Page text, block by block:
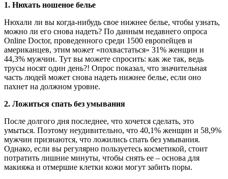
1. Нюхать ношеное белье
Нюхали ли вы когда-нибудь свое нижнее белье, чтобы узнать,
можно ли его снова надеть? По данным недавнего опроса
Online Doctor, проведенного среди 1500 европейцев и
американцев, этим может «похвастаться» 31% женщин и
44,3% мужчин. Тут вы можете спросить: как же так, ведь
трусы носят один день?! Опрос показал, что значительная
часть людей может снова надеть нижнее белье, если оно
пахнет на должном уровне.
2. Ложиться спать без умывания
После долгого дня последнее, что хочется сделать, это
умыться. Поэтому неудивительно, что 40,1% женщин и 58,9%
мужчин признаются, что ложились спать без умывания.
Однако, если вы регулярно пользуетесь косметикой, стоит
потратить лишние минуты, чтобы снять ее – основа для
макияжа и отмершие клетки кожи могут забить поры.